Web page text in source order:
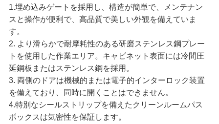
だ
さ
い
ニ
ュ
1.埋め込みゲートを採用し、構造が簡単で、メンテナン
スと操作が便利で、高品質で美しい外観を備えていま
す。
2. より滑らかで耐摩耗性のある研磨ステンレス鋼プレー
トを使用した作業エリア。キャビネット表面には冷間圧
延鋼板またはステンレス鋼を採用。
3. 両側のドアは機械的または電子的インターロック装置
を備えており、同時に開くことはできません。
4.特別なシールストリップを備えたクリーンルームパス
ボックスは気密性を保証します。